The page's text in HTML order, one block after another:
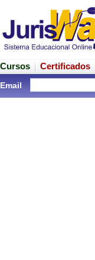
Cursos Certificados
Email